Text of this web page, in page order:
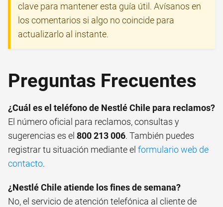
clave para mantener esta guía útil. Avísanos en
los comentarios si algo no coincide para
actualizarlo al instante.
Preguntas Frecuentes
¿Cuál es el teléfono de Nestlé Chile para reclamos?
El número oficial para reclamos, consultas y
sugerencias es el 800 213 006. También puedes
registrar tu situación mediante el formulario web de
contacto.
¿Nestlé Chile atiende los fines de semana?
No, el servicio de atención telefónica al cliente de